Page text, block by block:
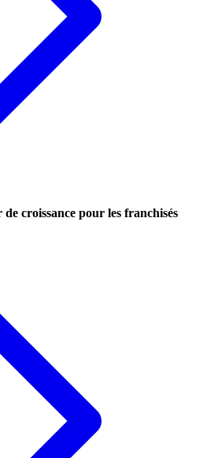
croissance pour les franchisés